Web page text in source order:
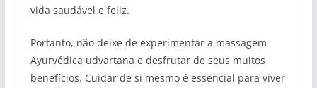
vida saudável e feliz.
Portanto, não deixe de experimentar a massagem
Ayurvédica udvartana e desfrutar de seus muitos
benefícios. Cuidar de si mesmo é essencial para viver